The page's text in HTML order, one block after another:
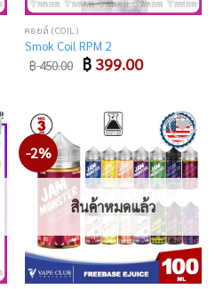
คอยล์ (COIL)
Smok Coil RPM 2
฿450.00 Original
price
฿ 399.00Current
price
-2%
Add
to
wishlist
สินค้าหมดแล้ว